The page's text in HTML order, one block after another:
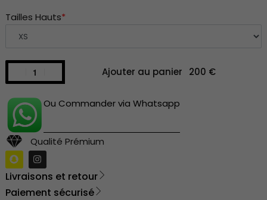
*
Tailles Hauts
Ajouter au panier
Ou Commander via Whatsapp
Qualité Prémium
Livraisons et retour
Paiement sécurisé